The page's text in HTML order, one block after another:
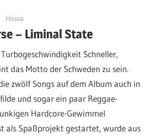
Hossa
– Liminal State
Schneller,
das Motto der Schweden zu sein.
zwölf Songs auf dem Album auch in
und sogar ein paar Reggae-
Hardcore-Gewimmel
als Spaßprojekt gestartet, wurde aus